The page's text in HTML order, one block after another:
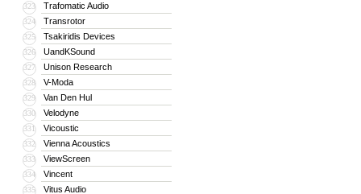
323 Trafomatic Audio
324 Transrotor
325 Tsakiridis Devices
326 UandKSound
327 Unison Research
328 V-Moda
329 Van Den Hul
330 Velodyne
331 Vicoustic
332 Vienna Acoustics
333 ViewScreen
334 Vincent
335 Vitus Audio